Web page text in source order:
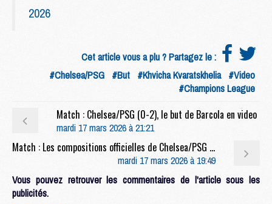
2026
Cet article vous a plu ? Partagez le :
#Chelsea/PSG #But #Khvicha Kvaratskhelia #Video
#Champions League
Match : Chelsea/PSG (0-2), le but de Barcola en video
mardi 17 mars 2026 à 21:21
Match : Les compositions officielles de Chelsea/PSG dévoilées, Doué remplaçant
mardi 17 mars 2026 à 19:49
Vous pouvez retrouver les commentaires de l'article sous les
publicités.